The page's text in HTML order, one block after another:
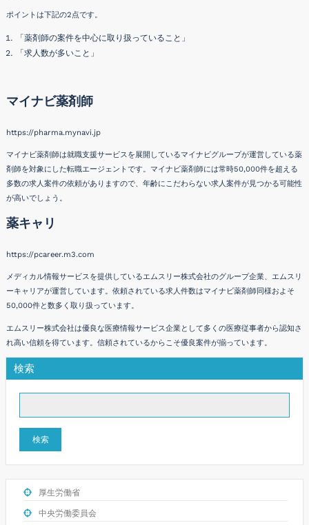
ポイントは下記の2点です。
「薬剤師の案件を中心に取り扱っていること」
「求人数が多いこと」
マイナビ薬剤師
https://pharma.mynavi.jp
マイナビ薬剤師は就職支援サービスを展開しているマイナビグループが運営している薬
剤師を対象にした転職エージェントです。マイナビ薬剤師には常時50,000件を超える
多数の求人案件の依頼がありますので、年齢にこだわらない求人案件が見つかる可能性
が高いでしょう。
薬キャリ
https://pcareer.m3.com
メディカル情報サービスを提供しているエムスリー株式会社のグループ企業、エムスリ
ーキャリアが運営しています。依頼されている求人件数はマイナビ薬剤師同様およそ
50,000件と数多く取り扱っています。
エムスリー株式会社は優良な医療情報サービス企業として多くの医療従事者から認知さ
れ高い信頼を得ています。信頼されているからこそ優良案件が揃っています。
検索
検索
厚生労働省
中央労働委員会